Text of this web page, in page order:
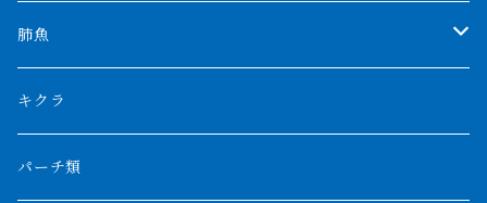
特殊アロワナ
厳選 過背金龍
フルゴールデンクロスバック
BILLY-KENオリジナルブランド紅龍
ダトニオプラスワン
リアルバンド
フォークバンド
フォーバータイガー
メニーバータイガー
特殊ポリプ
プラチナ個体
ショート個体
ハイブリッドポリプ
エンドリケリー
シナガワダイヤ
ダイヤモンドポルカ
クロコダイル
肺魚
ネオケラ
その他肺魚
キクラ
パーチ類